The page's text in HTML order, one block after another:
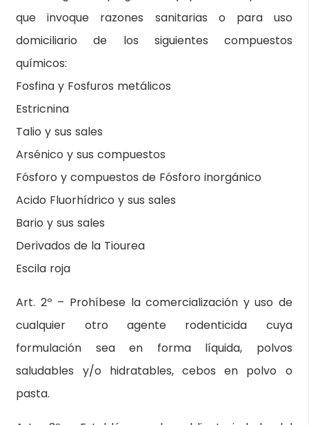
que invoque razones sanitarias o para uso
domiciliario de los siguientes compuestos
químicos:
Fosfina y Fosfuros metálicos
Estricnina
Talio y sus sales
Arsénico y sus compuestos
Fósforo y compuestos de Fósforo inorgánico
Acido Fluorhídrico y sus sales
Bario y sus sales
Derivados de la Tiourea
Escila roja
Art. 2º – Prohíbese la comercialización y uso de
cualquier otro agente rodenticida cuya
formulación sea en forma líquida, polvos
saludables y/o hidratables, cebos en polvo o
pasta.